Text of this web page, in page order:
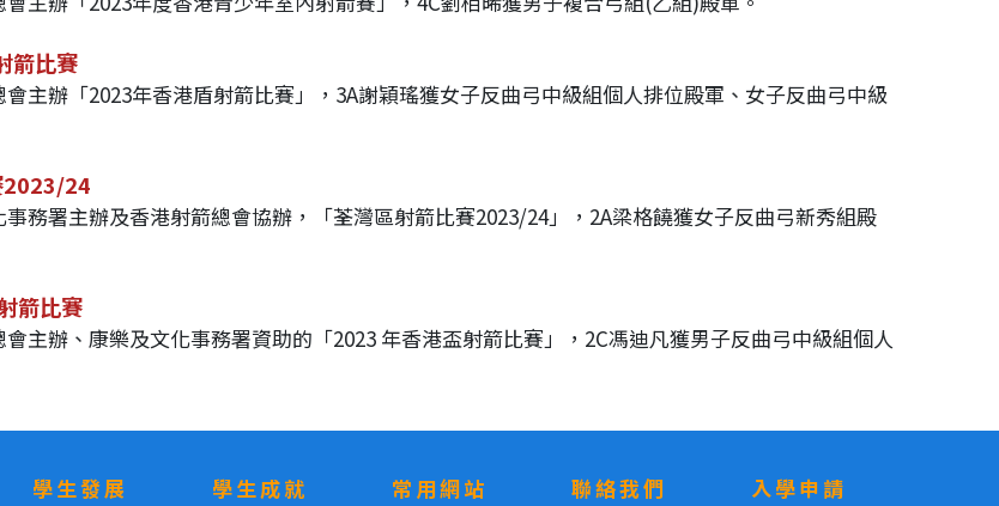
箭比賽
主辦「2023年香港盾射箭比賽」，3A謝穎瑤獲女子反曲弓中級組個人排位殿軍、女子反曲弓中級
2023/24
務署主辦及香港射箭總會協辦，「荃灣區射箭比賽2023/24」，2A梁格饒獲女子反曲弓新秀組殿
箭比賽
主辦、康樂及文化事務署資助的「2023 年香港盃射箭比賽」，2C馮迪凡獲男子反曲弓中級組個人
學生發展 學生成就 常用網站 聯絡我們 入學申請